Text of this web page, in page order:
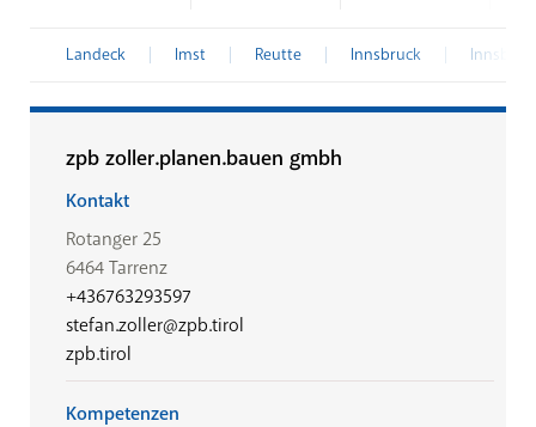
Landeck Imst Reutte Innsbruck
zpb zoller.planen.bauen gmbh
Kontakt
Rotanger 25
6464 Tarrenz
+436763293597
stefan.zoller@zpb.tirol
zpb.tirol
Kompetenzen